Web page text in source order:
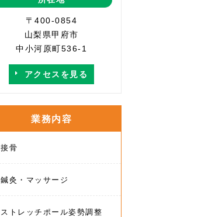
〒400-0854
山梨県甲府市
中小河原町536-1
アクセスを見る
業務内容
接骨
鍼灸・マッサージ
ストレッチポール姿勢調整